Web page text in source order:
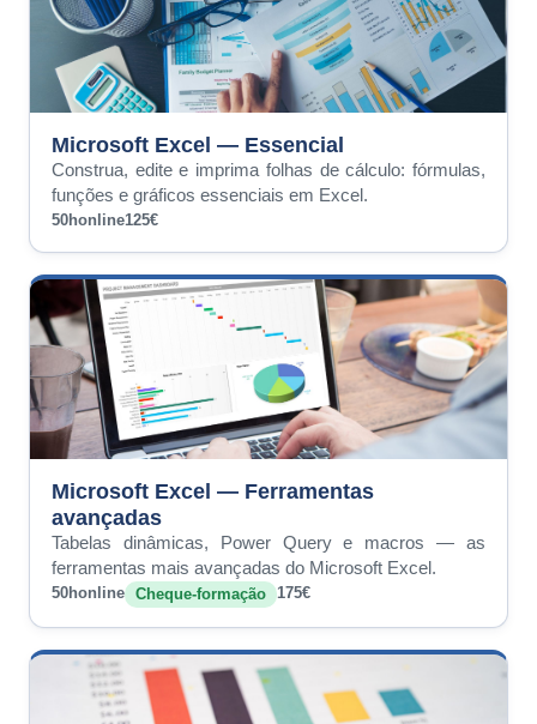
Microsoft Excel — Essencial
Construa, edite e imprima folhas de cálculo: fórmulas,
funções e gráficos essenciais em Excel.
50honline125€
Microsoft Excel — Ferramentas
avançadas
Tabelas dinâmicas, Power Query e macros — as
ferramentas mais avançadas do Microsoft Excel.
50honline Cheque-formação 175€